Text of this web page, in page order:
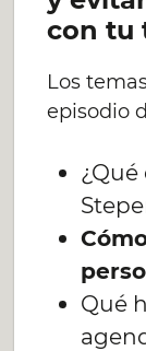
con tu
Los
episodio
¿Qué
Qué